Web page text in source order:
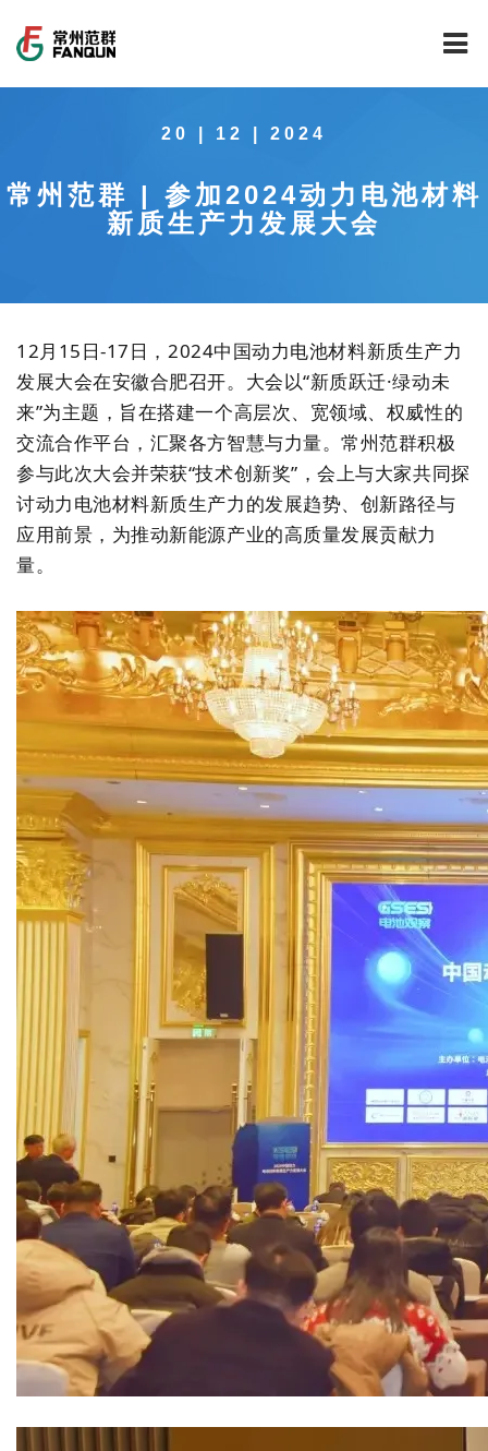
公司介绍
公司大事记
干燥设备
回转圆筒干燥焙烧系列
气流干燥系列
喷雾干燥机系列
带式干燥焙烧系列
圆盘干燥机系列
桨叶式干燥系列
载体干燥系列
滚筒干燥系列
沸腾干燥系列
烘箱干燥系列
管束干燥系列
食品行业
环保行业
化工行业
工程实验室
工程技术中心
质量监督技术中心
范群新闻
行业新闻
技术专栏
服务中心
常见问题
社会责任
全球契约组织成员
节能环保
公益支持
社会责任报告
社会责任
绿色发展
绿色供应链
人才招聘
联系我们
联系我们
20 | 12 | 2024
常州范群 | 参加2024动力电池材料
新质生产力发展大会
12月15日-17日，2024中国动力电池材料新质生产力
发展大会在安徽合肥召开。大会以“新质跃迁·绿动未
来”为主题，旨在搭建一个高层次、宽领域、权威性的
交流合作平台，汇聚各方智慧与力量。常州范群积极
参与此次大会并荣获“技术创新奖”，会上与大家共同探
讨动力电池材料新质生产力的发展趋势、创新路径与
应用前景，为推动新能源产业的高质量发展贡献力
量。